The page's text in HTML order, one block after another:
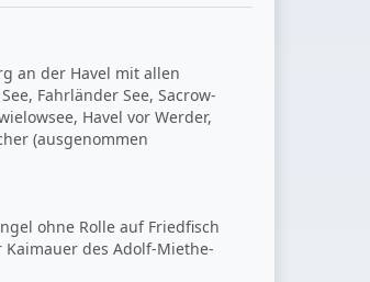
an der Havel mit allen
Fahrländer See, Sacrow-
Havel vor Werder,
(ausgenommen
ohne Rolle auf Friedfisch
des Adolf-Miethe-